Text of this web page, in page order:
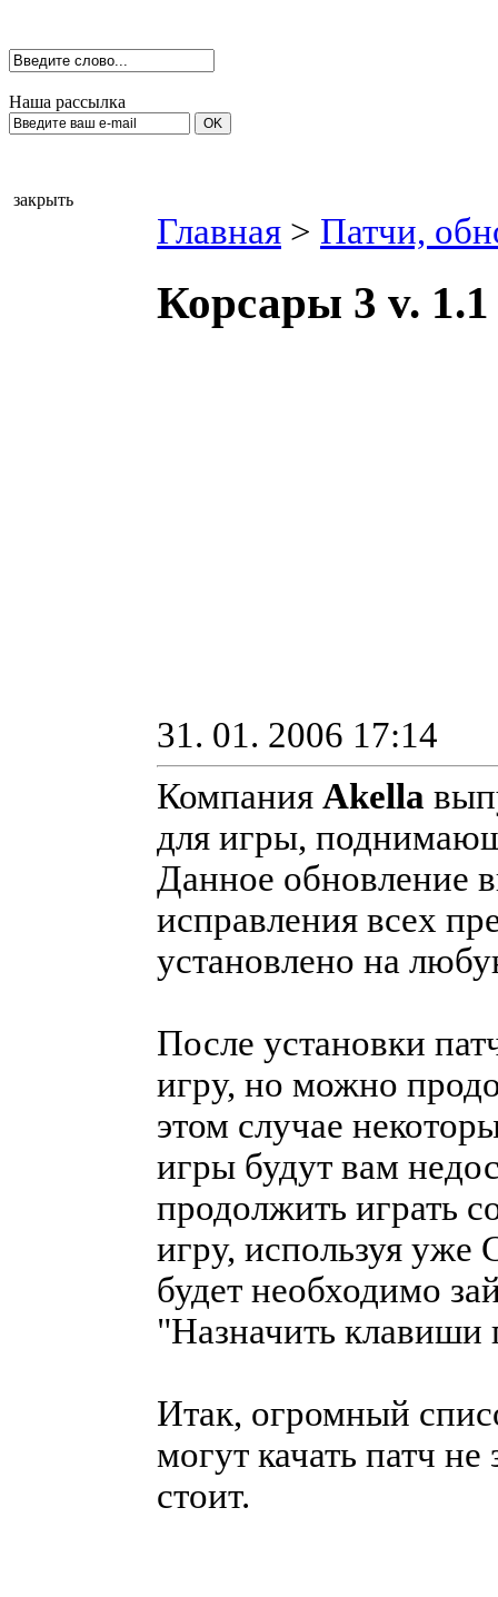
Наша рассылка
закрыть
Главная > Патчи,
Корсары 3 v.
31. 01. 2006 17:14
Компания Akella
для игры,
Данное обновление
исправления всех
установлено на
После установки
игру, но можно
этом случае
игры будут вам
продолжить играть
игру, используя
будет необходимо
"Назначить
Итак, огромный
могут качать патч
стоит.